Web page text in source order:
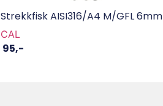
Strekkfisk AISI316/A4 M/GFL 6mm
CAL
95,-